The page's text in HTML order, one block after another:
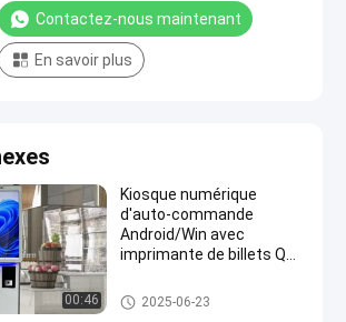
Contactez-nous maintenant
En savoir plus
00:46
Kiosque numérique
d'auto-commande
Android/Win avec
imprimante de billets QR
Kiosque de commande autom
atique
2025-06-23